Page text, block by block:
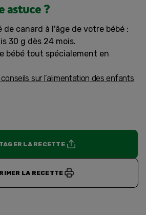
astuce ?
canard à l'âge de votre bébé :
30 g dès 24 mois.
bébé tout spécialement en
sur l’alimentation des enfants
LA RECETTE
LA RECETTE